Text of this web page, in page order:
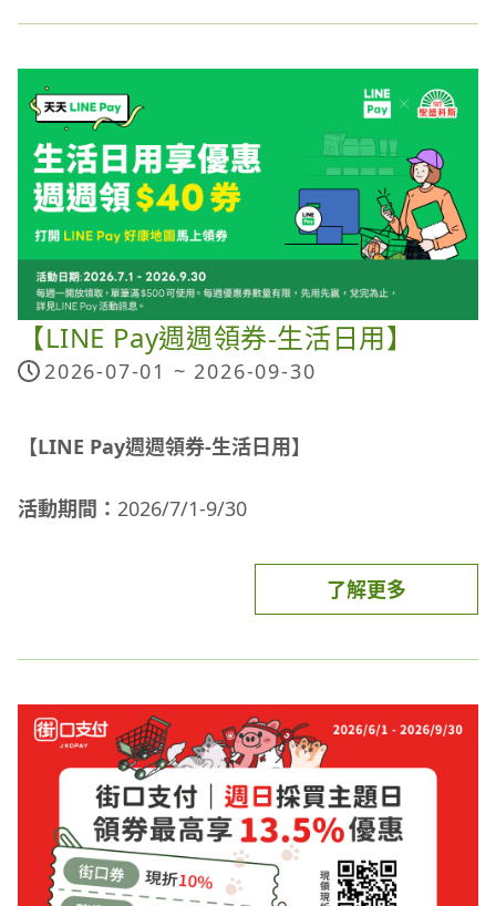
元(含)以上，加碼贈11% OPENPOINT回饋。
別登錄)。
指定通路：
本活動適用之通路需具接受icash Pay之設備，並依
業者現場公告為準。
本活動不適用之通路：7-ELEVEN實體門市。
適用銀行之支付方式：
〔支付方式1〕icash Pay綁定指定銀行指定卡付款
玉山銀行：全信用卡適用(限首次綁卡)，不需登錄，
每月總回饋上限13萬點，每一icash Pay用戶活動期
本活動需於2026/12/31前完成綁定玉山信用卡，並
於2026/07/01~2026/12/31期間任一個月份完成首筆
交易，且於該首筆交易當月累計適用通路之消費滿
5,000元(含)以上，即符合活動資格
玉山信用卡，並於2026/07/01完成首筆交易1,000
元，若於7月累計消費5,000元，故符合活動資格)
若於7月累計消費5,000元，故符合活動資格)
(範例3：C君於2026/07/31完成icash Pay首次綁定玉
山信用卡，並於2026/08/01完成首筆交易3,000元，
若於8月累計消費5,000元，故符合活動資格)
(範例4：D君於2026/07/01前完成icash Pay首次綁
定玉山信用卡，於2026/07/01完成首筆交易500元，
於8月累計消費5,000元，故不符合活動資格)
※注意事項：
本活動各適用銀行如已達活動總回饋上限，將依
行公告或通知，活動參與者不得以未獲知本活動回饋
額滿訊息為理由要求補贈點，請視情況評估參與。
設備或機台(例如：寶可夢機台、販賣機等)、加值類
交易(例如：自動加值、現金加值等)、儲值類交易(例
如：禮物卡/開心卡/各式實體卡或虛擬卡、星巴克儲
值交易等)、菸類商品、繳稅/費及代收代售項目、該
通路本身不提供基本回饋之指定商品(如：嬰兒與較
大嬰兒配方食品(1歲以下嬰幼兒配方奶粉/食品等))，
且需為單筆全額使用指定支付工具支付(扣除
【LINE Pay週週領券-生活日用】
2026-07-01 ~ 2026-09-30
【LINE Pay週週領券-生活日用】
活動期間： 2026/7/1-9/30
領券：至門市掃描活動跳卡QR Code領取40元優惠
日用」領券。
元。(優惠券使用期限可至LINE Pay主頁「我的優惠
券」查看)
注意事項：
每個LINE Pay帳號每週限領一次，領完為止。
每週一開放領券，使用期限至當週週日；惟以下情況
若當月第一天非週一，則自該月第一天開放領券，
如：2026/7/1 (三) 至7/5 (日) 為第一週，可於7/1
了解更多